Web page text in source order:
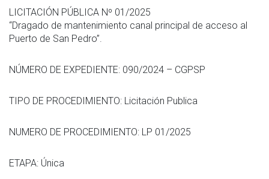
LICITACIÓN PÚBLICA Nº 01/2025
“Dragado de mantenimiento canal principal de acceso al
Puerto de San Pedro”.
NÚMERO DE EXPEDIENTE: 090/2024 – CGPSP
TIPO DE PROCEDIMIENTO: Licitación Publica
NUMERO DE PROCEDIMIENTO: LP 01/2025
ETAPA: Única